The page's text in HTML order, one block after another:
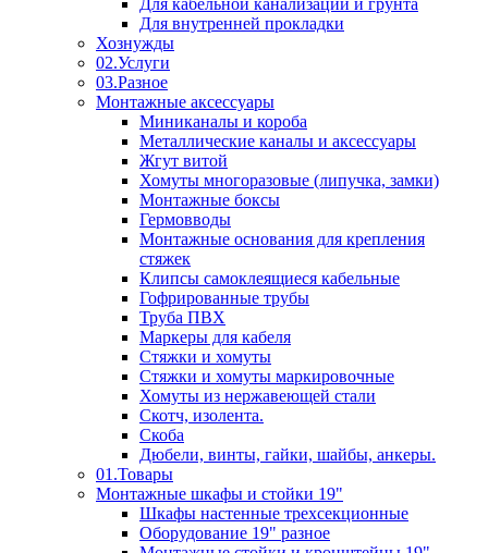
Для кабельной канализации и грунта
Для внутренней прокладки
Хознужды
02.Услуги
03.Разное
Монтажные аксессуары
Миниканалы и короба
Металлические каналы и аксессуары
Жгут витой
Хомуты многоразовые (липучка, замки)
Монтажные боксы
Гермовводы
Монтажные основания для крепления
стяжек
Клипсы самоклеящиеся кабельные
Гофрированные трубы
Труба ПВХ
Маркеры для кабеля
Стяжки и хомуты
Стяжки и хомуты маркировочные
Хомуты из нержавеющей стали
Скотч, изолента.
Скоба
Дюбели, винты, гайки, шайбы, анкеры.
01.Товары
Монтажные шкафы и стойки 19"
Шкафы настенные трехсекционные
Оборудование 19" разное